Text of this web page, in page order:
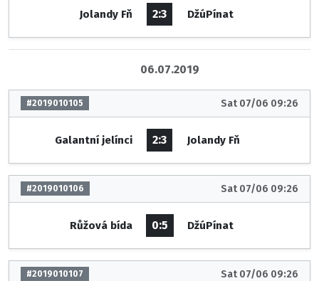
Jolandy Fň 2:3 DžúPínat
06.07.2019
#2019010105 Sat 07/06 09:26
Galantní jelínci 2:3 Jolandy Fň
#2019010106 Sat 07/06 09:26
Růžová bída 0:5 DžúPínat
#2019010107 Sat 07/06 09:26